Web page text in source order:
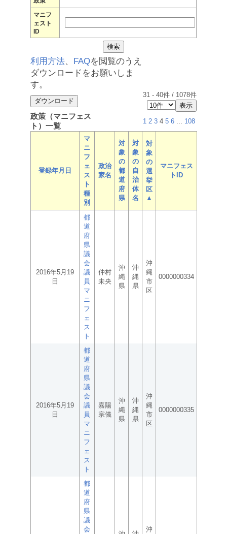
マニフ
ェスト
ID
利用方法、 FAQを閲覧のうえ
ダウンロードをお願いしま
す。
31 - 40件 / 1078件
政策（マニフェス
ト）一覧
1 2 3 4 5 6 ... 108
登録年月日
マ
ニ
フ
ェ
ス
ト
種
別
政治
家名
対
象
の
都
道
府
県
対
象
の
自
治
体
名
対
象
の
選
挙
区
▲
マニフェス
トID
2016年5月19
日
都
道
府
県
議
会
議
員
マ
ニ
フ
ェ
ス
ト
仲村
未央
沖
縄
県
沖
縄
県
沖
縄
市
区
0000000334
2016年5月19
日
都
道
府
県
議
会
議
員
マ
ニ
フ
ェ
ス
ト
嘉陽
宗儀
沖
縄
県
沖
縄
県
沖
縄
市
区
0000000335
都
道
府
県
議
会
沖